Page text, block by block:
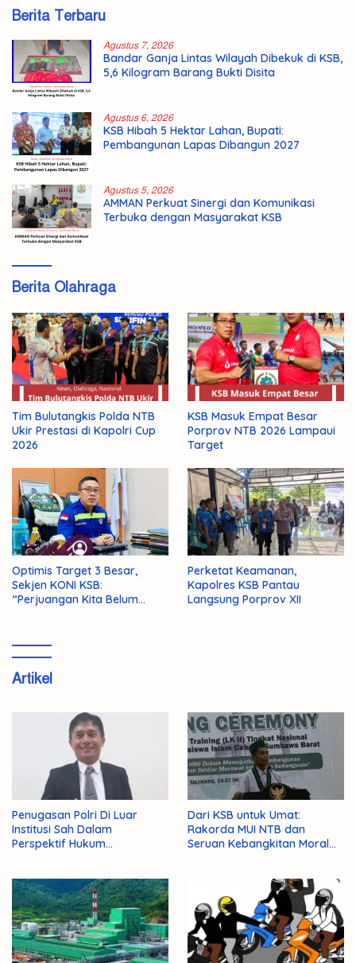
Berita Terbaru
Agustus 7, 2026
Bandar Ganja Lintas Wilayah Dibekuk di KSB,
5,6 Kilogram Barang Bukti Disita
Agustus 6, 2026
KSB Hibah 5 Hektar Lahan, Bupati:
Pembangunan Lapas Dibangun 2027
Agustus 5, 2026
AMMAN Perkuat Sinergi dan Komunikasi
Terbuka dengan Masyarakat KSB
Berita Olahraga
Tim Bulutangkis Polda NTB
Ukir Prestasi di Kapolri Cup
2026
KSB Masuk Empat Besar
Porprov NTB 2026 Lampaui
Target
Optimis Target 3 Besar,
Sekjen KONI KSB:
“Perjuangan Kita Belum
Perketat Keamanan,
Kapolres KSB Pantau
Langsung Porprov XII
Artikel
Penugasan Polri Di Luar
Institusi Sah Dalam
Perspektif Hukum
Dari KSB untuk Umat:
Rakorda MUI NTB dan
Seruan Kebangkitan Moral